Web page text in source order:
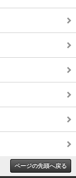
ページの先頭へ戻る